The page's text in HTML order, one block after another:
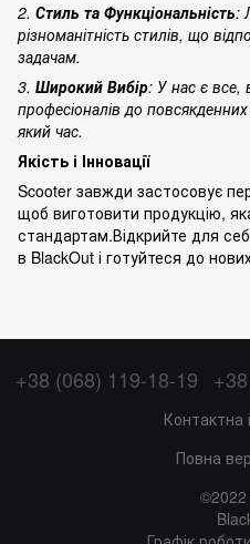
2. Стиль та Функціональність:
різноманітність стилів, що
задачам.
3. Широкий Вибір: У нас є все,
професіоналів до
який час.
Якість і Інновації
Scooter завжди застосовує
щоб виготовити продукцію,
стандартам.Відкрийте для
в BlackOut і готуйтеся до
+38 (068) 119-18-19
Контактна
Повна
©2022